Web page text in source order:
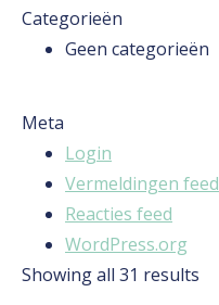
Categorieën
Geen categorieën
Meta
Login
Vermeldingen feed
Reacties feed
WordPress.org
Showing all 31 results